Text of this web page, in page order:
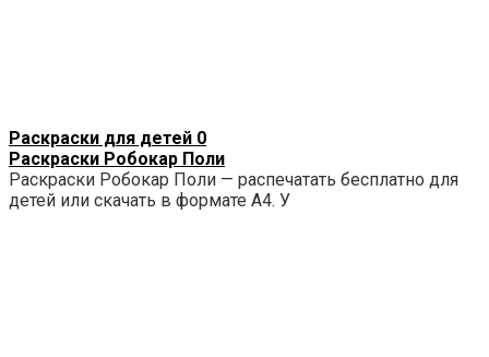
Раскраски для детей 0
Раскраски Робокар Поли
Раскраски Робокар Поли — распечатать бесплатно для
детей или скачать в формате А4. У